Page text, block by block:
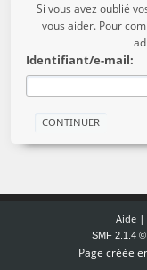
Si vous avez oublié
vous aider. Pour
Identifiant/e-mail:
Aide|
SMF 2.1.4
Page créée